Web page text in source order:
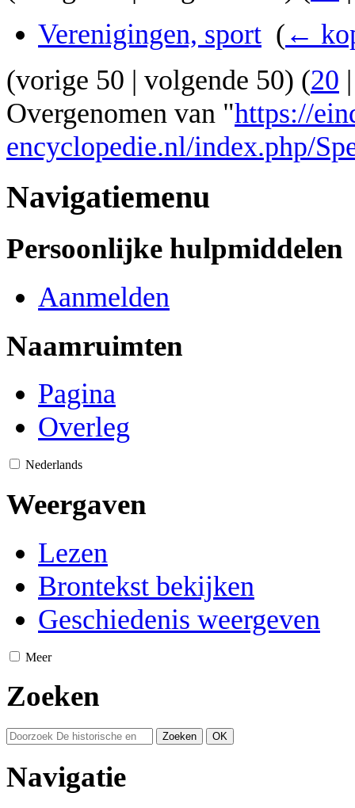
Verenigingen, sport ( ←
(vorige 50 | volgende 50) (20
Overgenomen van "https://
encyclopedie.nl/index.php/
Navigatiemenu
Persoonlijke hulpmiddelen
Aanmelden
Naamruimten
Pagina
Overleg
Nederlands
Weergaven
Lezen
Brontekst bekijken
Geschiedenis weergeven
Meer
Zoeken
Navigatie